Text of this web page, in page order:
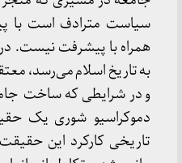
سیاست مترادف است با
همراه با پیشرفت نیست.
به تاریخ اسلام می‌رسد،
و در شرایطی که ساخت
دموکراسیو شوری یک
تاریخی کارکرد این